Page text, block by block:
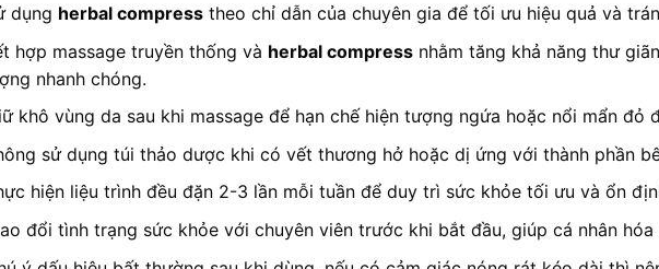
dụng herbal compress theo chỉ dẫn của chuyên gia để tối ưu hiệu quả và
hợp massage truyền thống và herbal compress nhằm tăng khả năng thư
nhanh chóng.
khô vùng da sau khi massage để hạn chế hiện tượng ngứa hoặc nổi mẩn đỏ
sử dụng túi thảo dược khi có vết thương hở hoặc dị ứng với thành phần
hiện liệu trình đều đặn 2-3 lần mỗi tuần để duy trì sức khỏe tối ưu và ổn
đổi tình trạng sức khỏe với chuyên viên trước khi bắt đầu, giúp cá nhân